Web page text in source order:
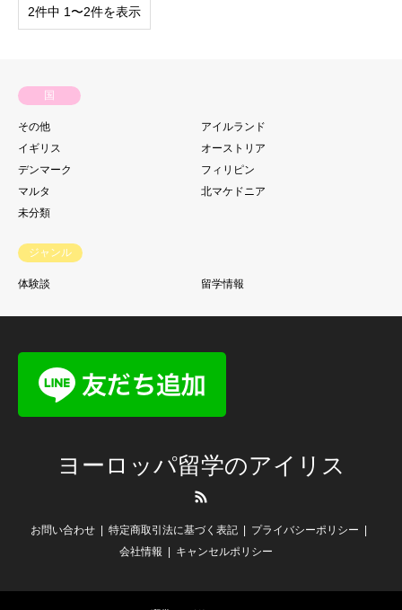
2件中 1〜2件を表示
国
その他
アイルランド
イギリス
オーストリア
デンマーク
フィリピン
マルタ
北マケドニア
未分類
ジャンル
体験談 留学情報
ヨーロッパ留学のアイリス
お問い合わせ 特定商取引法に基づく表記
プライバシーポリシー
会社情報
キャンセルポリシー